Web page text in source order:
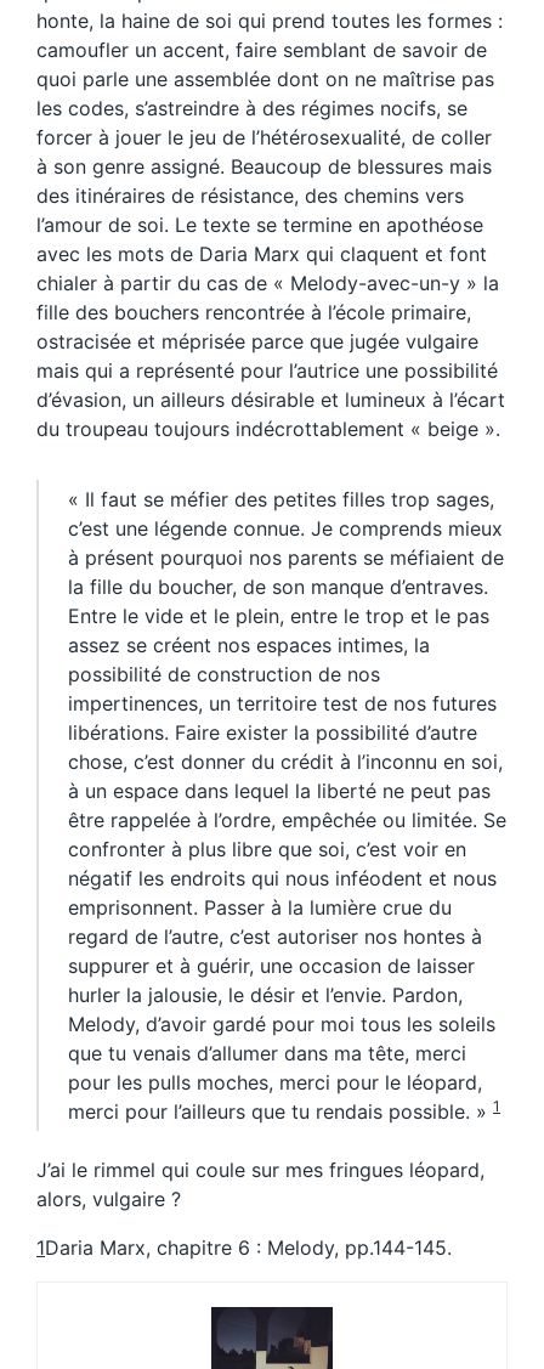
honte, la haine de soi qui prend toutes les formes :
camoufler un accent, faire semblant de savoir de
quoi parle une assemblée dont on ne maîtrise pas
les codes, s’astreindre à des régimes nocifs, se
forcer à jouer le jeu de l’hétérosexualité, de coller
à son genre assigné. Beaucoup de blessures mais
des itinéraires de résistance, des chemins vers
l’amour de soi. Le texte se termine en apothéose
avec les mots de Daria Marx qui claquent et font
chialer à partir du cas de « Melody-avec-un-y » la
fille des bouchers rencontrée à l’école primaire,
ostracisée et méprisée parce que jugée vulgaire
mais qui a représenté pour l’autrice une possibilité
d’évasion, un ailleurs désirable et lumineux à l’écart
du troupeau toujours indécrottablement « beige ».
« Il faut se méfier des petites filles trop sages,
c’est une légende connue. Je comprends mieux
à présent pourquoi nos parents se méfiaient de
la fille du boucher, de son manque d’entraves.
Entre le vide et le plein, entre le trop et le pas
assez se créent nos espaces intimes, la
possibilité de construction de nos
impertinences, un territoire test de nos futures
libérations. Faire exister la possibilité d’autre
chose, c’est donner du crédit à l’inconnu en soi,
à un espace dans lequel la liberté ne peut pas
être rappelée à l’ordre, empêchée ou limitée. Se
confronter à plus libre que soi, c’est voir en
négatif les endroits qui nous inféodent et nous
emprisonnent. Passer à la lumière crue du
regard de l’autre, c’est autoriser nos hontes à
suppurer et à guérir, une occasion de laisser
hurler la jalousie, le désir et l’envie. Pardon,
Melody, d’avoir gardé pour moi tous les soleils
que tu venais d’allumer dans ma tête, merci
pour les pulls moches, merci pour le léopard,
merci pour l’ailleurs que tu rendais possible. » 1
J’ai le rimmel qui coule sur mes fringues léopard,
alors, vulgaire ?
1Daria Marx, chapitre 6 : Melody, pp.144-145.